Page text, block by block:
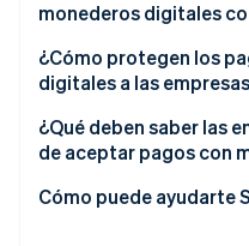
monederos digitales
Fraude de
Dispositivos perdidos o
Suplantación de
aprovisionamiento
Aplicaciones maliciosas
¿Cómo protegen los
digitales a las
Transferencia de
Defensa contracargos
No hay datos de la
¿Qué deben saber las
de aceptar pagos con
Cómo puede ayudarte